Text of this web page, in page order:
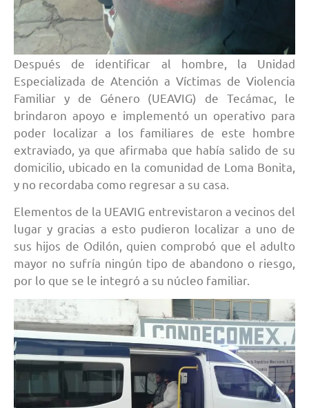
Después de identificar al hombre, la Unidad
Especializada de Atención a Víctimas de Violencia
Familiar y de Género (UEAVIG) de Tecámac, le
brindaron apoyo e implementó un operativo para
poder localizar a los familiares de este hombre
extraviado, ya que afirmaba que había salido de su
domicilio, ubicado en la comunidad de Loma Bonita,
y no recordaba como regresar a su casa.
Elementos de la UEAVIG entrevistaron a vecinos del
lugar y gracias a esto pudieron localizar a uno de
sus hijos de Odilón, quien comprobó que el adulto
mayor no sufría ningún tipo de abandono o riesgo,
por lo que se le integró a su núcleo familiar.